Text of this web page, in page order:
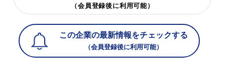
（会員登録後に利用可能）
この企業の最新情報をチェックする
（会員登録後に利用可能）